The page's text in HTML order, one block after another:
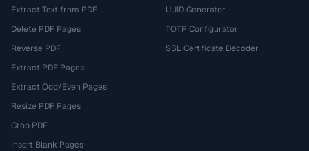
Extract Text from PDF
Delete PDF Pages
Reverse PDF
Extract PDF Pages
Extract Odd/Even Pages
Resize PDF Pages
Crop PDF
Insert Blank Pages
UUID Generator
TOTP Configurator
SSL Certificate Decoder